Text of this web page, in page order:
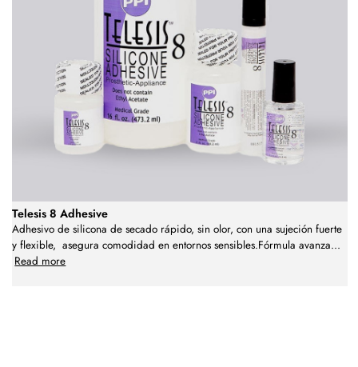
Telesis 8 Adhesive
Adhesivo de silicona de secado rápido, sin olor, con una sujeción fuerte
y flexible, asegura comodidad en entornos sensibles.Fórmula avanza...
Read more